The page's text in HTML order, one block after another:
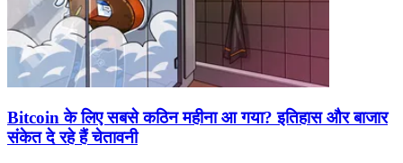
Bitcoin के लिए सबसे कठिन महीना आ गया? इतिहास और बाजार
संकेत दे रहे हैं चेतावनी